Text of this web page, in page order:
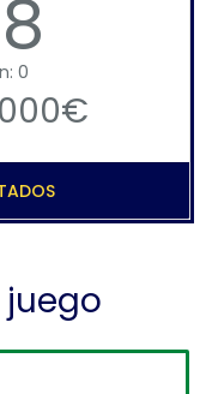
0
juego